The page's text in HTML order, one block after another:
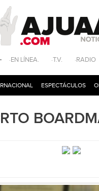
·EN LÍNEA. ·T.V. ·RADIO
ESPECTÁCULOS